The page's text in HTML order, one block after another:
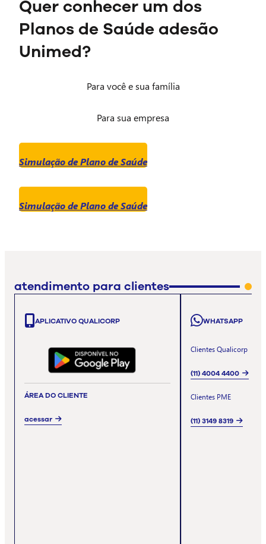
Quer conhecer um dos
Planos de Saúde adesão
Unimed?
Para você e sua família
Para sua empresa
Simulação de Plano de Saúde
Simulação de Plano de Saúde
atendimento para clientes
APLICATIVO QUALICORP
ÁREA DO CLIENTE
acessar
WHATSAPP
Clientes Qualicorp
(11) 4004 4400
Clientes PME
(11) 3149 8319